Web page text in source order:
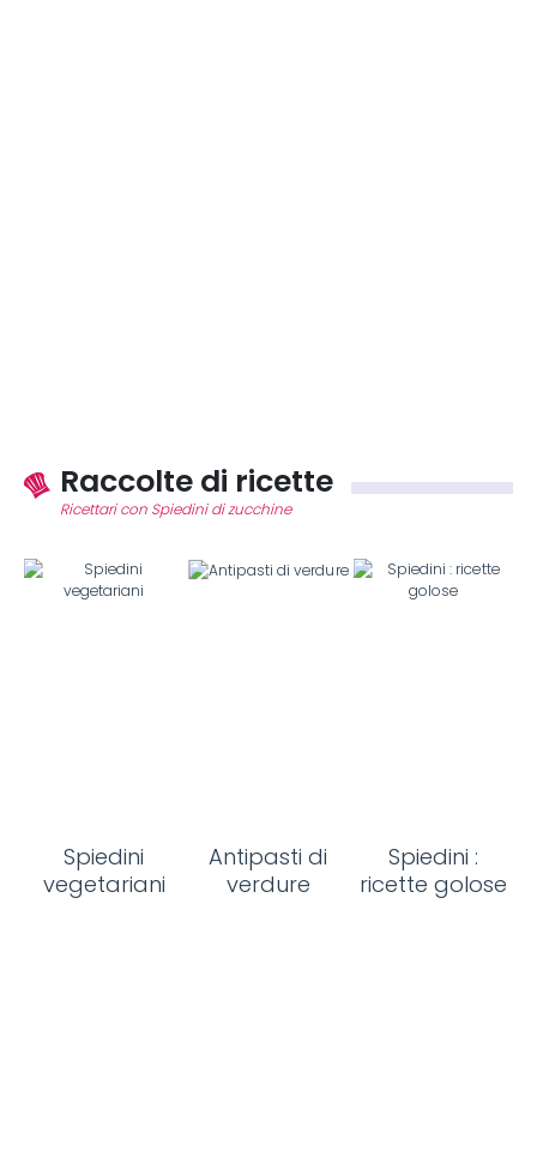
Raccolte di ricette
Ricettari con Spiedini di zucchine
Spiedini
vegetariani
Antipasti di
verdure
Spiedini :
ricette golose